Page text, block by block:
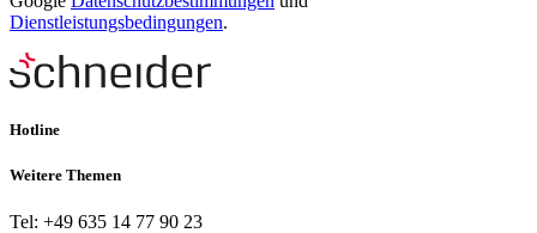
Dienstleistungsbedingungen.
Hotline
Weitere Themen
Tel: +49 635 14 77 90 23